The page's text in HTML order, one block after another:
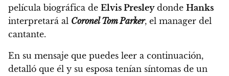
película biográfica de Elvis Presleydonde Hanks
interpretará al Coronel Tom Parker, el manager del
cantante.
En su mensaje que puedes leer a continuación,
detalló que él y su esposa tenían síntomas de un